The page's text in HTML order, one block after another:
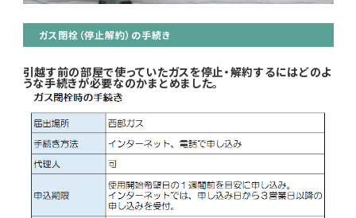
ガス閉栓（停止解約）の手続き
引越す前の部屋で使っていたガスを停止・解約するにはどのよ
うな手続きが必要なのかまとめました。